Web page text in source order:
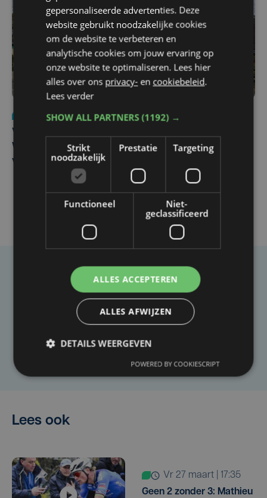
Nieuws
wo 5 augustus | 11:57
Vier Oostendse gynaecologen versterken dienst in AZ
West, dat ook een nieuwe voltijdse gynaecoloog
verwelkomt
Taalfout opgemerkt?
Heb je een taal- of schrijffout opgemerkt in dit
artikel?
Lees ook
vr 27 maart | 17:35
Geen 2 zonder 3: Mathieu
gepersonaliseerde advertenties. Deze
website gebruikt noodzakelijke cookies
om de website te verbeteren en
analytische cookies om jouw ervaring op
onze website te optimaliseren. Lees hier
alles over ons privacy- en cookiebeleid.
Lees verder
SHOW ALL PARTNERS(1192) →
Strikt
noodzakelijk
Prestatie Targeting
Functioneel
Niet-
geclassificeerd
ALLES ACCEPTEREN
ALLES AFWIJZEN
DETAILS WEERGEVEN
POWERED BY COOKIESCRIPT